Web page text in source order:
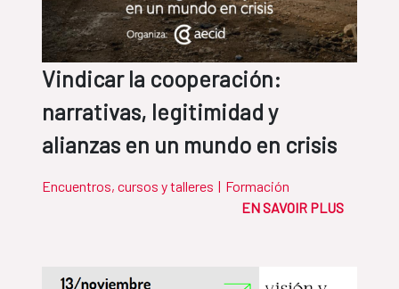
Vindicar la cooperación:
narrativas, legitimidad y
alianzas en un mundo en crisis
Encuentros, cursos y talleres | Formación
EN SAVOIR PLUS